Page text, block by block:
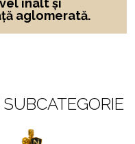
înalt și
aglomerată.